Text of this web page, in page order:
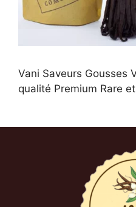
Vani Saveurs Gousses
qualité Premium Rare